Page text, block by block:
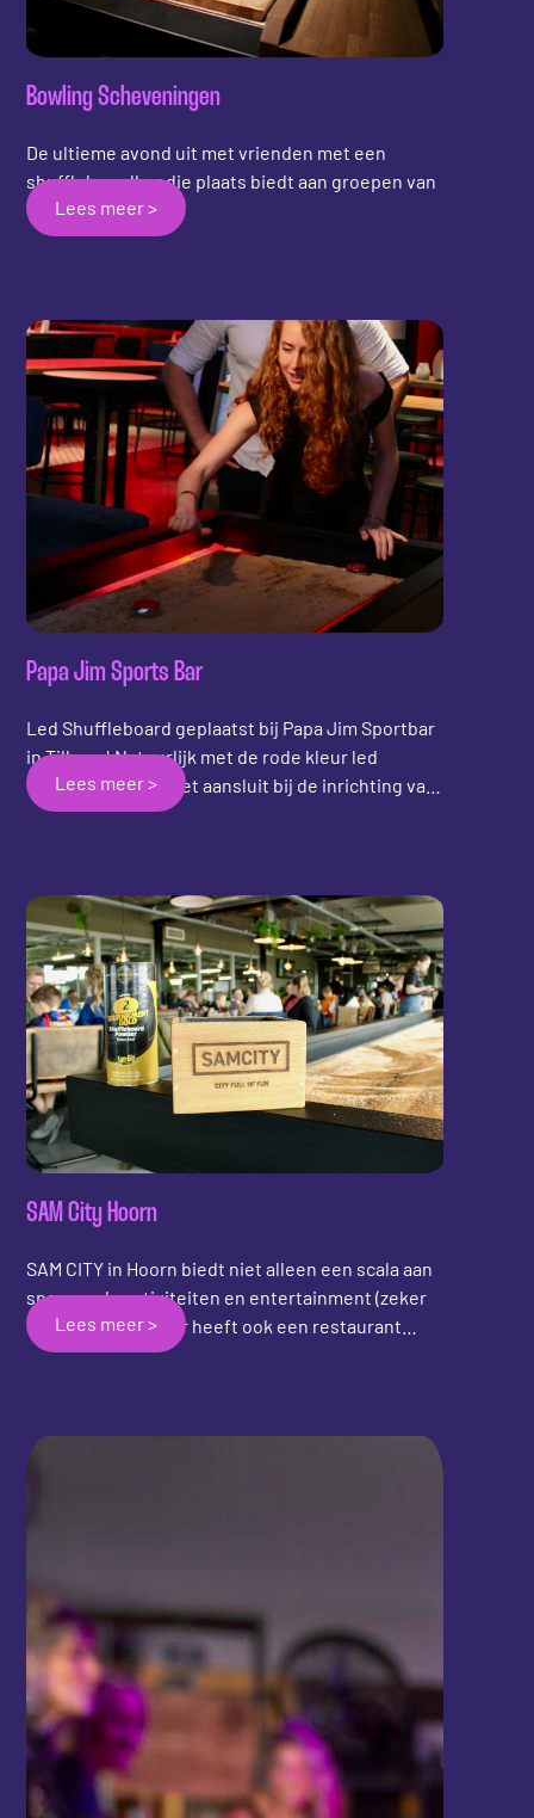
Bowling Scheveningen
De ultieme avond uit met vrienden met een
shuffleboardbar die plaats biedt aan groepen van
12 personen!
Lees meer >
Papa Jim Sports Bar
Led Shuffleboard geplaatst bij Papa Jim Sportbar
in Tilburg! Natuurlijk met de rode kleur led
verlichting zodat het aansluit bij de inrichting van
de zaak. Het eerste Led shuffleboard van Noord
Jaap Van Ham en Kevin Maas Dankjewel voor jullie
vertrouwen in Shuffly en heel veel plezier met het
shuffleboard! Ik kom binnenkort een spelletje
spelen!
Lees meer >
SAM City Hoorn
SAM CITY in Hoorn biedt niet alleen een scala aan
spannende activiteiten en entertainment (zeker
voor de kids!), maar heeft ook een restaurant
waar gasten kunnen genieten van heerlijk eten
leuke avond uit of gewoon wilt genieten van
lekker eten en een ontspannen spelletje
Lees meer >